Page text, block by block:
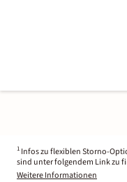
1 Infos zu flexiblen Storno-
sind unter folgendem Link zu
Weitere Informationen